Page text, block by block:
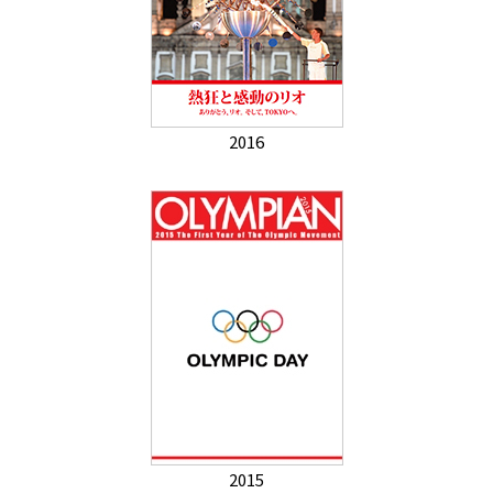
2016
2015